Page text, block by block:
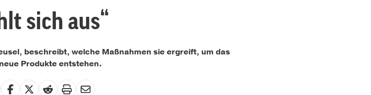
sich aus“
beschreibt, welche Maßnahmen sie ergreift, um das
Produkte entstehen.